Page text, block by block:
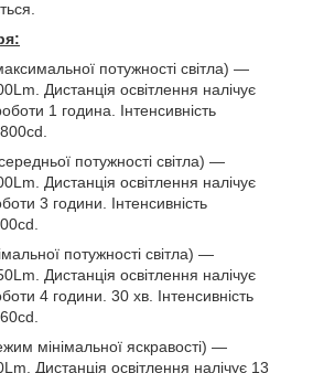
потужності світла) —
Дистанція освітлення налічує
1 година. Інтенсивність
потужності світла) —
Дистанція освітлення налічує
3 години. Інтенсивність
потужності світла) —
Дистанція освітлення налічує
4 години. 30 хв. Інтенсивність
мінімальної яскравості) —
Дистанція освітлення налічує 13